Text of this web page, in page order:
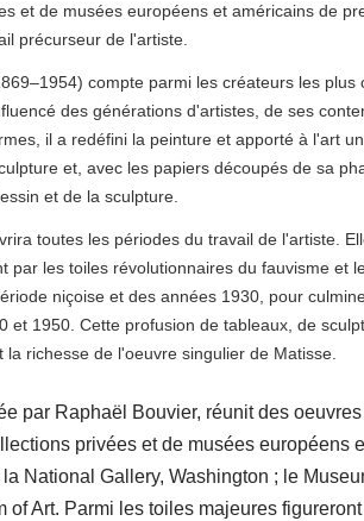
et de musées européens et américains de
précurseur de l'artiste.
compte parmi les créateurs les
des générations d'artistes, de ses
il a redéfini la peinture et apporté à l'art
et, avec les papiers découpés de sa
et de la sculpture.
toutes les périodes du travail de l'artiste.
par les toiles révolutionnaires du fauvisme et
niçoise et des années 1930, pour
et 1950. Cette profusion de tableaux, de
la richesse de l'oeuvre singulier de Matisse.
par Raphaël Bouvier, réunit des
privées et de musées européens
National Gallery, Washington ; le
of Art. Parmi les toiles majeures